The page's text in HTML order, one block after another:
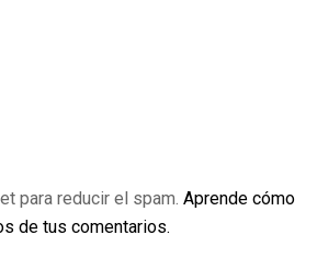
para reducir el spam. Aprende cómo
de tus comentarios.